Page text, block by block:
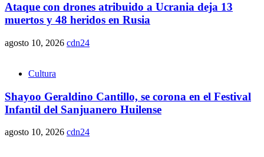
Ataque con drones atribuido a Ucrania deja 13
muertos y 48 heridos en Rusia
agosto 10, 2026 cdn24
Cultura
Shayoo Geraldino Cantillo, se corona en el Festival
Infantil del Sanjuanero Huilense
agosto 10, 2026 cdn24